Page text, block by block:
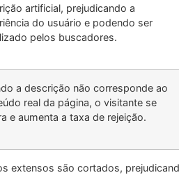
artificial, prejudicando a
do usuário e podendo ser
pelos buscadores.
a descrição não corresponde ao
real da página, o visitante se
e aumenta a taxa de rejeição.
extensos são cortados,